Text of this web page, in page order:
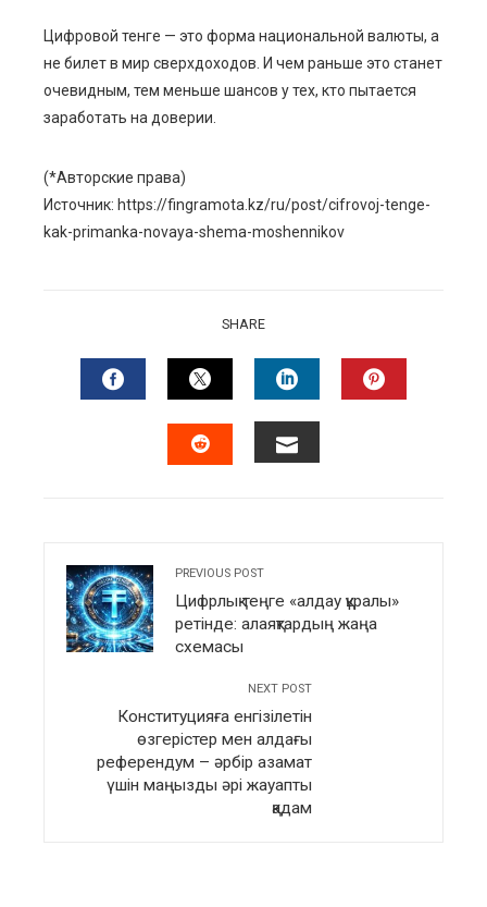
Цифровой тенге — это форма национальной валюты, а
не билет в мир сверхдоходов. И чем раньше это станет
очевидным, тем меньше шансов у тех, кто пытается
заработать на доверии.
(*Авторские права)
Источник: https://fingramota.kz/ru/post/cifrovoj-tenge-
kak-primanka-novaya-shema-moshennikov
SHARE
FACEBOOKTWITTERLINKEDIN
PREVIOUS POST
Цифрлық теңге «алдау құралы»
ретінде: алаяқтардың жаңа
схемасы
NEXT POST
Конституцияға енгізілетін
өзгерістер мен алдағы
референдум – әрбір азамат
үшін маңызды әрі жауапты
қадам